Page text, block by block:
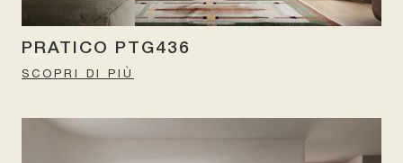
PRATICO PTG436
SCOPRI DI PIÙ